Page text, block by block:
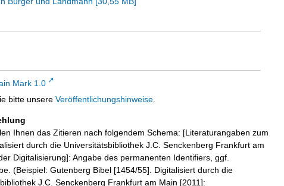
Mark 1.0
bitte unsere Veröffentlichungshinweise
Ihnen das Zitieren nach folgendem Schema: [Literaturangaben zum
durch die Universitätsbibliothek J.C. Senckenberg Frankfurt am
Digitalisierung]: Angabe des permanenten Identifiers, ggf.
(Beispiel: Gutenberg Bibel [1454/55]. Digitalisiert durch die
J.C. Senckenberg Frankfurt am Main [2011]: